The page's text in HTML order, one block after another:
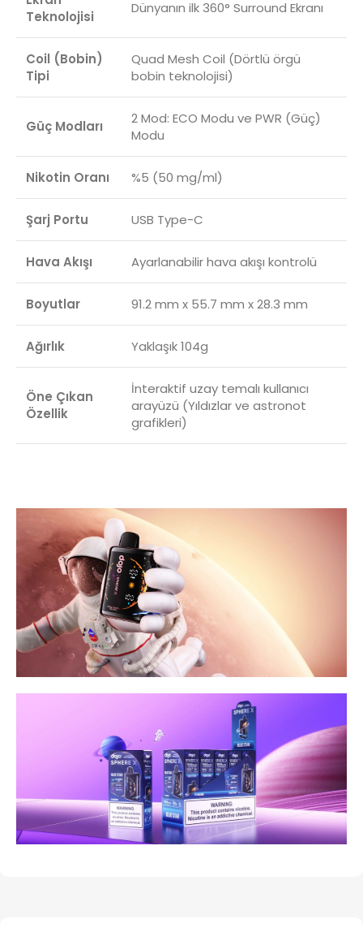
Teknolojisi
Dünyanın ilk 360° Surround Ekranı
Coil (Bobin)
Tipi
Quad Mesh Coil (Dörtlü örgü
bobin teknolojisi)
Güç Modları
2 Mod: ECO Modu ve PWR (Güç)
Modu
Nikotin Oranı %5 (50 mg/ml)
Şarj Portu USB Type-C
Hava Akışı Ayarlanabilir hava akışı kontrolü
Boyutlar 91.2 mm x 55.7 mm x 28.3 mm
Ağırlık Yaklaşık 104g
Öne Çıkan
Özellik
İnteraktif uzay temalı kullanıcı
arayüzü (Yıldızlar ve astronot
grafikleri)